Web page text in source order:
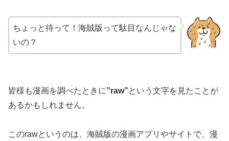
ちょっと待って！海賊版って駄目なんじゃな
いの？
皆様も漫画を調べたときに”raw”という文字を見たことが
あるかもしれません。
このrawというのは、海賊版の漫画アプリやサイトで、漫